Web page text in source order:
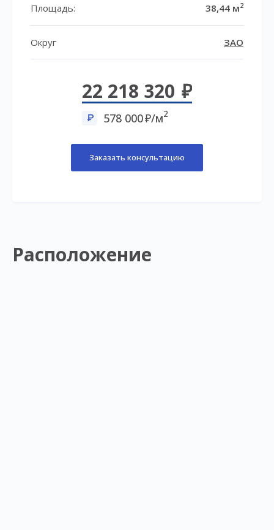
Площадь: 38,44 м2
Округ ЗАО
22 218 320
578 000 /м2
Заказать консультацию
Расположение